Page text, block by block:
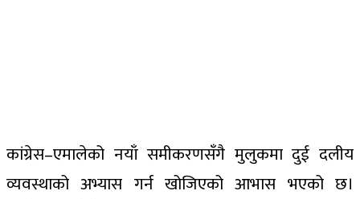
कांग्रेस–एमालेको नयाँ समीकरणसँगै मुलुकमा दुई दलीय
व्यवस्थाको अभ्यास गर्न खोजिएको आभास भएको छ।